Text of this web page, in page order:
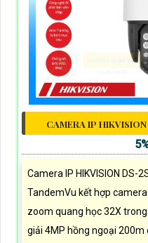
CAMERA IP
Camera IP HIKVISION DS-
TandemVu kết hợp
zoom quang học 32X
giải 4MP hồng ngoại 200m